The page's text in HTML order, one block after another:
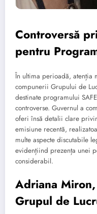
Controversă
pentru
În ultima perioadă, atenția
compunerii Grupului de
destinate programului
controverse. Guvernul a
oferi însă detalii clare
emisiune recentă,
multe aspecte discutabile
evidențiind prezența unei
considerabil.
Adriana
Grupul de